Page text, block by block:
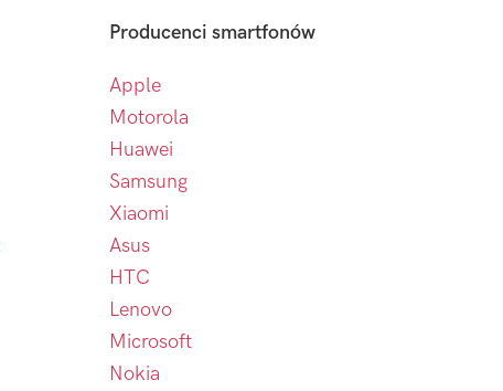
Producenci smartfonów
Apple
Motorola
Huawei
Samsung
Xiaomi
Asus
HTC
Lenovo
Microsoft
Nokia